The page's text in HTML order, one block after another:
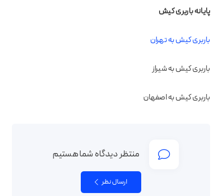
پایانه باربری کیش
باربری کیش به تهران
باربری کیش به شیراز
باربری کیش به اصفهان
منتظر دیدگاه شما هستیم
ارسال نظر